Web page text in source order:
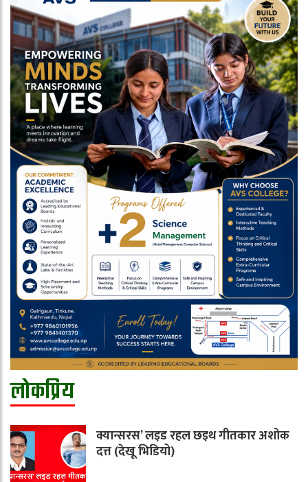
लोकप्रिय
क्यान्सरस’ लइड रहल छइथ गीतकार अशोक
दत्त (देखू भिडियो)